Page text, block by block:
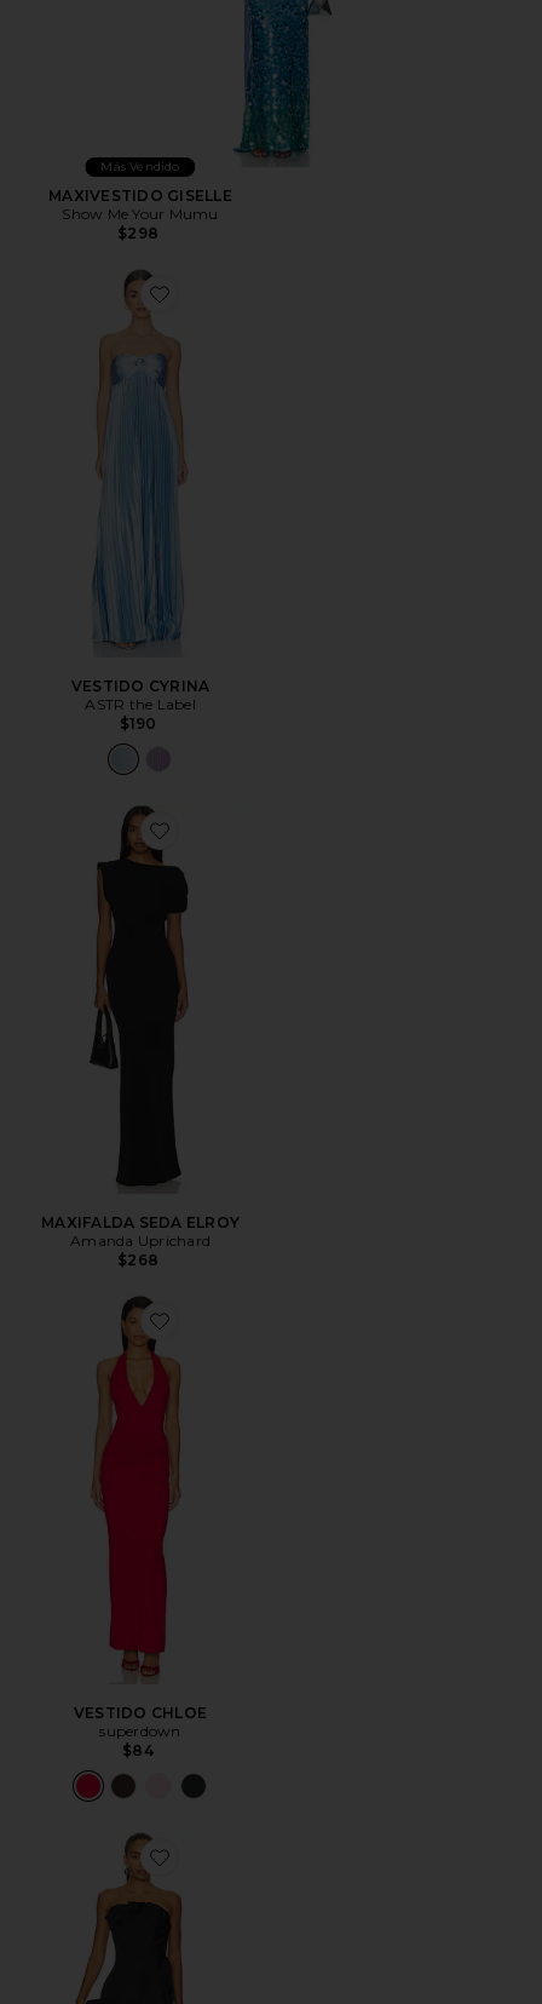
Más Vendido
MAXIVESTIDO GISELLE
Show Me Your Mumu
$298
Favorite VESTIDO CYRINA
VESTIDO CYRINA
ASTR the Label
$190
Favorite MAXIFALDA SEDA ELROY
MAXIFALDA SEDA ELROY
Amanda Uprichard
$268
Favorite VESTIDO CHLOE
VESTIDO CHLOE
superdown
$84
Favorite VESTIDO LARGO BRIGIT